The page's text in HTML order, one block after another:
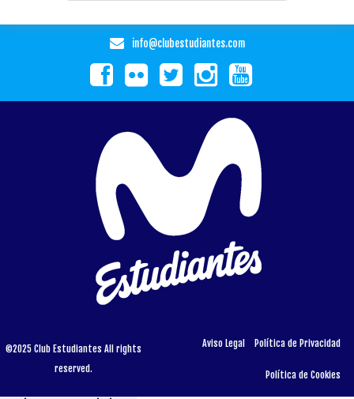
info@clubestudiantes.com
©2025 Club Estudiantes All rights
reserved.
Aviso Legal Política de Privacidad
Política de Cookies